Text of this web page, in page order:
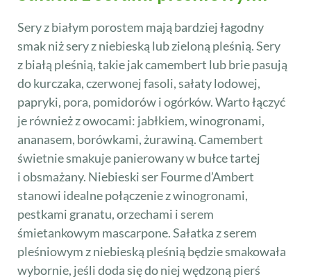
Sery z białym porostem mają bardziej łagodny
smak niż sery z niebieską lub zieloną pleśnią. Sery
z białą pleśnią, takie jak camembert lub brie pasują
do kurczaka, czerwonej fasoli, sałaty lodowej,
papryki, pora, pomidorów i ogórków. Warto łączyć
je również z owocami: jabłkiem, winogronami,
ananasem, borówkami, żurawiną. Camembert
świetnie smakuje panierowany w bułce tartej
i obsmażany. Niebieski ser Fourme d’Ambert
stanowi idealne połączenie z winogronami,
pestkami granatu, orzechami i serem
śmietankowym mascarpone. Sałatka z serem
pleśniowym z niebieską pleśnią będzie smakowała
wybornie, jeśli doda się do niej wędzoną pierś